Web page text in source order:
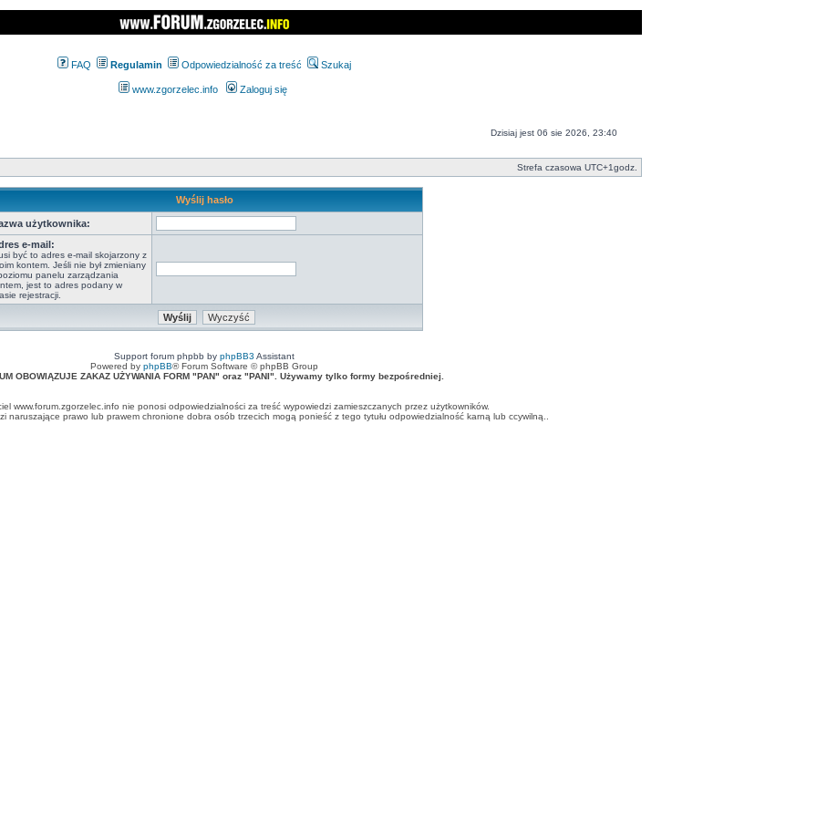
FAQ Regulamin Odpowiedzialność za treść Szukaj
www.zgorzelec.info Zaloguj się
Dzisiaj jest 06 sie 2026, 23:40
Strefa czasowa UTC+1godz.
Wyślij hasło
użytkownika:
e-mail:
być to adres e-mail skojarzony z
kontem. Jeśli nie był zmieniany
panelu zarządzania
jest to adres podany w
rejestracji.
Support forum phpbb by phpBB3 Assistant
Powered by phpBB® Forum Software © phpBB Group
OBOWIĄZUJE ZAKAZ UŻYWANIA FORM "PAN" oraz "PANI". Używamy tylko formy bezpośredniej.
www.forum.zgorzelec.info nie ponosi odpowiedzialności za treść wypowiedzi zamieszczanych przez użytkowników.
naruszające prawo lub prawem chronione dobra osób trzecich mogą ponieść z tego tytułu odpowiedzialność karną lub ccywilną..